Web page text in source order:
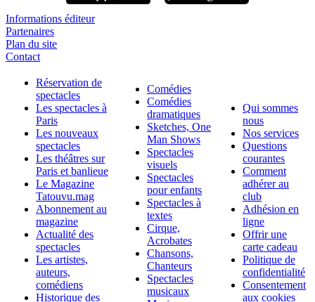
Informations éditeur
Partenaires
Plan du site
Contact
Réservation de
spectacles
Les spectacles à
Paris
Les nouveaux
spectacles
Les théâtres sur
Paris et banlieue
Le Magazine
Tatouvu.mag
Abonnement au
magazine
Actualité des
spectacles
Les artistes,
auteurs,
comédiens
Historique des
Comédies
Comédies
dramatiques
Sketches, One
Man Shows
Spectacles
visuels
Spectacles
pour enfants
Spectacles à
textes
Cirque,
Acrobates
Chansons,
Chanteurs
Spectacles
musicaux
Qui sommes
nous
Nos services
Questions
courantes
Comment
adhérer au
club
Adhésion en
ligne
Offrir une
carte cadeau
Politique de
confidentialité
Consentement
aux cookies